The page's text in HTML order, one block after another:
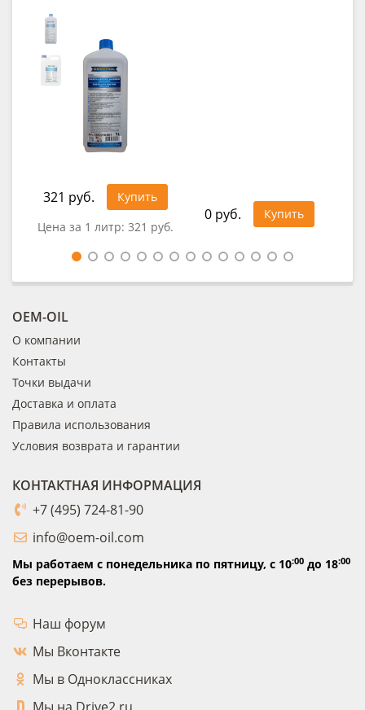
321 руб.
Купить
Цена за 1 литр: 321 руб.
0 руб. Купить
OEM-OIL
О компании
Контакты
Точки выдачи
Доставка и оплата
Правила использования
Условия возврата и гарантии
КОНТАКТНАЯ ИНФОРМАЦИЯ
+7 (495) 724-81-90
info@oem-oil.com
Мы работаем с понедельника по пятницу, с 10:00 до 18:00
без перерывов.
Наш форум
Мы Вконтакте
Мы в Одноклассниках